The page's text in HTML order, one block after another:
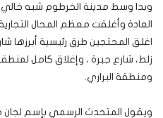
وبدا وسط مدينة الخرطوم شبه خالي
العادة وأغلقت معظم المحال
اغلق المحتجين طرق رئيسية أبرزها
زلط، شارع جبرة ، وإغلاق كامل
ومنطقة البراري.
ويقول المتحدث الرسمي بإسم لجان